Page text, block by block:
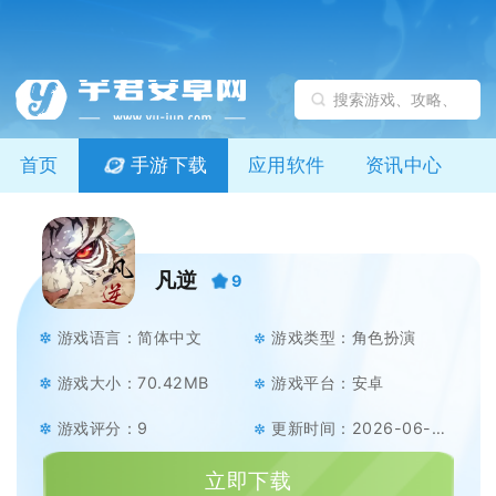
首页 手游下载 应用软件 资讯中心
凡逆 9
游戏语言：简体中文 游戏类型：角色扮演
游戏大小：70.42MB 游戏平台：安卓
游戏评分：9 更新时间：2026-06-10
立即下载